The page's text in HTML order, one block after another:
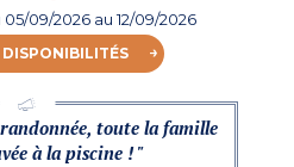
05/09/2026 au 12/09/2026
DISPONIBILITÉS
toute la famille
à la piscine ! "